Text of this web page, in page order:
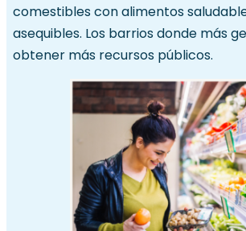
comestibles con alimentos
asequibles. Los barrios donde más
obtener más recursos públicos.